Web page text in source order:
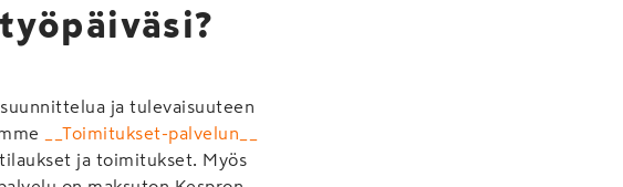
ja tulevaisuuteen
__Toimitukset-palvelun__
ja toimitukset. Myös